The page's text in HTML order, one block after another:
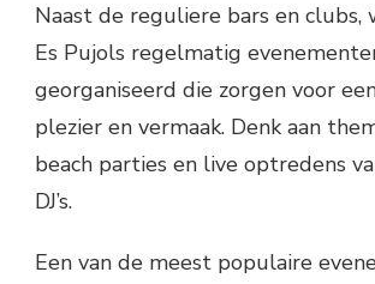
Naast de reguliere bars en clubs,
Es Pujols regelmatig
georganiseerd die zorgen voor
plezier en vermaak. Denk aan
beach parties en live optredens
DJ’s.
Een van de meest populaire